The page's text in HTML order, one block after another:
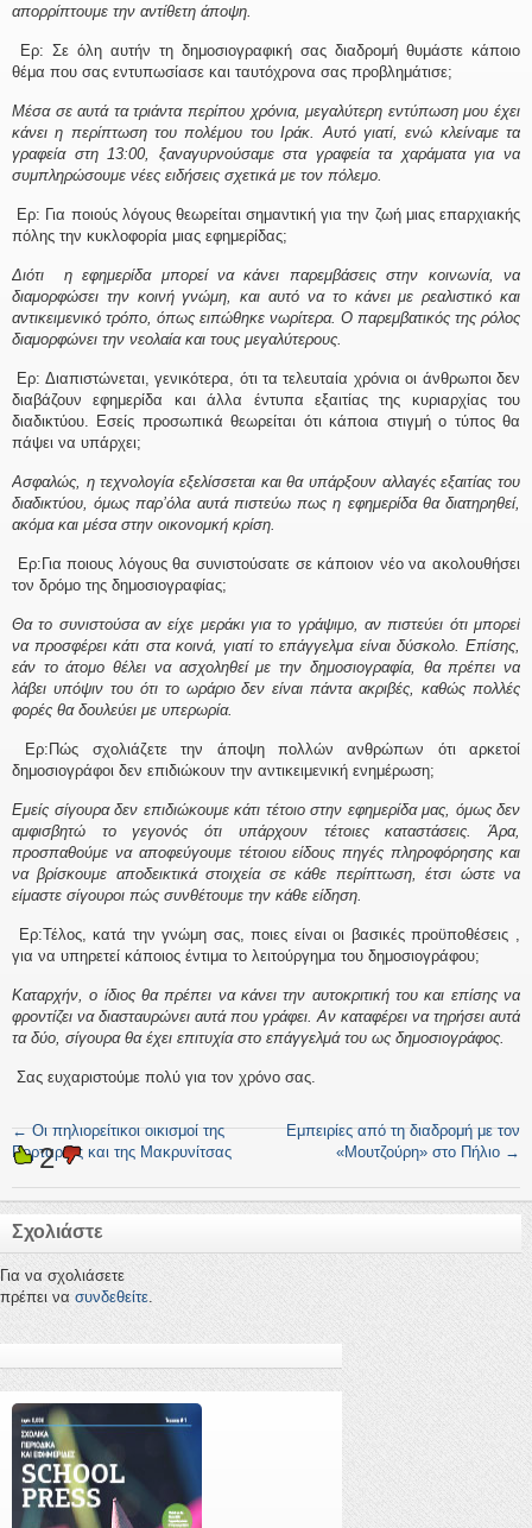
απορρίπτουμε την αντίθετη άποψη.
Ερ: Σε όλη αυτήν τη δημοσιογραφική σας διαδρομή θυμάστε κάποιο
θέμα που σας εντυπωσίασε και ταυτόχρονα σας προβλημάτισε;
Μέσα σε αυτά τα τριάντα περίπου χρόνια, μεγαλύτερη εντύπωση μου έχει
κάνει η περίπτωση του πολέμου του Ιράκ. Αυτό γιατί, ενώ κλείναμε τα
γραφεία στη 13:00, ξαναγυρνούσαμε στα γραφεία τα χαράματα για να
συμπληρώσουμε νέες ειδήσεις σχετικά με τον πόλεμο.
Ερ: Για ποιούς λόγους θεωρείται σημαντική για την ζωή μιας επαρχιακής
πόλης την κυκλοφορία μιας εφημερίδας;
Διότι η εφημερίδα μπορεί να κάνει παρεμβάσεις στην κοινωνία, να
διαμορφώσει την κοινή γνώμη, και αυτό να το κάνει με ρεαλιστικό και
αντικειμενικό τρόπο, όπως ειπώθηκε νωρίτερα. Ο παρεμβατικός της ρόλος
διαμορφώνει την νεολαία και τους μεγαλύτερους.
Ερ: Διαπιστώνεται, γενικότερα, ότι τα τελευταία χρόνια οι άνθρωποι δεν
διαβάζουν εφημερίδα και άλλα έντυπα εξαιτίας της κυριαρχίας του
διαδικτύου. Εσείς προσωπικά θεωρείται ότι κάποια στιγμή ο τύπος θα
πάψει να υπάρχει;
Ασφαλώς, η τεχνολογία εξελίσσεται και θα υπάρξουν αλλαγές εξαιτίας του
διαδικτύου, όμως παρ’όλα αυτά πιστεύω πως η εφημερίδα θα διατηρηθεί,
ακόμα και μέσα στην οικονομκή κρίση.
Ερ:Για ποιους λόγους θα συνιστούσατε σε κάποιον νέο να ακολουθήσει
τον δρόμο της δημοσιογραφίας;
Θα το συνιστούσα αν είχε μεράκι για το γράψιμο, αν πιστεύει ότι μπορεί
να προσφέρει κάτι στα κοινά, γιατί το επάγγελμα είναι δύσκολο. Επίσης,
εάν το άτομο θέλει να ασχοληθεί με την δημοσιογραφία, θα πρέπει να
λάβει υπόψιν του ότι το ωράριο δεν είναι πάντα ακριβές, καθώς πολλές
φορές θα δουλεύει με υπερωρία.
Ερ:Πώς σχολιάζετε την άποψη πολλών ανθρώπων ότι αρκετοί
δημοσιογράφοι δεν επιδιώκουν την αντικειμενική ενημέρωση;
Εμείς σίγουρα δεν επιδιώκουμε κάτι τέτοιο στην εφημερίδα μας, όμως δεν
αμφισβητώ το γεγονός ότι υπάρχουν τέτοιες καταστάσεις. Άρα,
προσπαθούμε να αποφεύγουμε τέτοιου είδους πηγές πληροφόρησης και
να βρίσκουμε αποδεικτικά στοιχεία σε κάθε περίπτωση, έτσι ώστε να
είμαστε σίγουροι πώς συνθέτουμε την κάθε είδηση.
Ερ:Τέλος, κατά την γνώμη σας, ποιες είναι οι βασικές προϋποθέσεις ,
για να υπηρετεί κάποιος έντιμα το λειτούργημα του δημοσιογράφου;
Καταρχήν, ο ίδιος θα πρέπει να κάνει την αυτοκριτική του και επίσης να
φροντίζει να διασταυρώνει αυτά που γράφει. Αν καταφέρει να τηρήσει αυτά
τα δύο, σίγουρα θα έχει επιτυχία στο επάγγελμά του ως δημοσιογράφος.
Σας ευχαριστούμε πολύ για τον χρόνο σας.
←Οι πηλιορείτικοι οικισμοί της
Πορταριάς και της Μακρυνίτσας
Εμπειρίες από τη διαδρομή με τον
«Μουτζούρη» στο Πήλιο →
2
Σχολιάστε
Για να σχολιάσετε
πρέπει να συνδεθείτε